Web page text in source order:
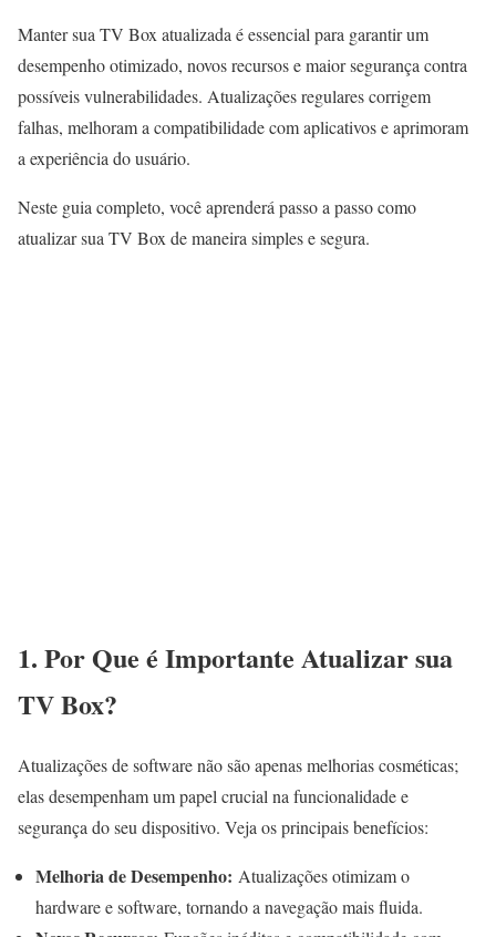
Manter sua TV Box atualizada é essencial para garantir um
desempenho otimizado, novos recursos e maior segurança contra
possíveis vulnerabilidades. Atualizações regulares corrigem
falhas, melhoram a compatibilidade com aplicativos e aprimoram
a experiência do usuário.
Neste guia completo, você aprenderá passo a passo como
atualizar sua TV Box de maneira simples e segura.
1. Por Que é Importante Atualizar sua
TV Box?
Atualizações de software não são apenas melhorias cosméticas;
elas desempenham um papel crucial na funcionalidade e
segurança do seu dispositivo. Veja os principais benefícios:
Melhoria de Desempenho: Atualizações otimizam o
hardware e software, tornando a navegação mais fluida.